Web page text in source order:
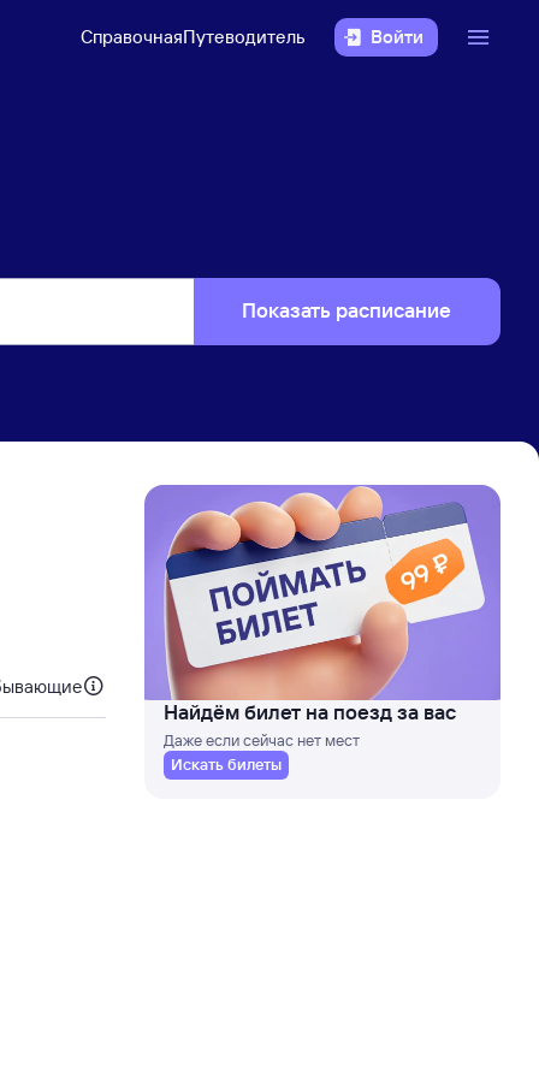
СправочнаяПутеводитель Войти
Показать расписание
Найдём билет на поезд за вас
Даже если сейчас нет мест
Искать билеты